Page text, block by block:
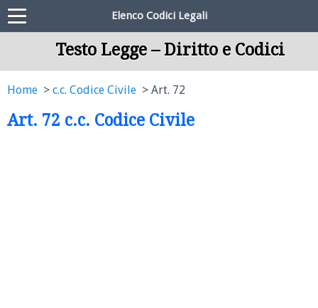
Elenco Codici Legali
Testo Legge – Diritto e Codici
Home c.c. Codice Civile Art. 72
Art. 72 c.c. Codice Civile